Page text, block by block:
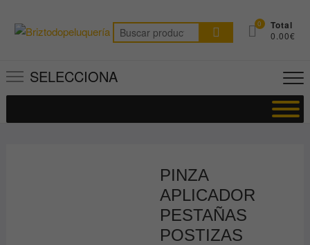
contenido
Buscar
por:
0 Total
0.00€
SELECCIONA
PINZA
APLICADOR
PESTAÑAS
POSTIZAS